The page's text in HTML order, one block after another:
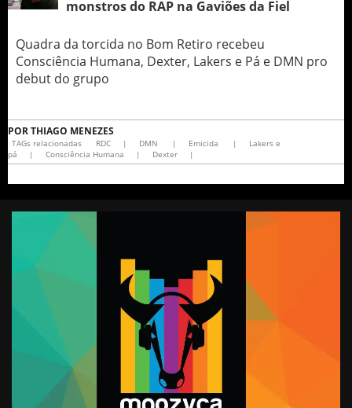
monstros do RAP na Gaviões da Fiel
Quadra da torcida no Bom Retiro recebeu
Consciência Humana, Dexter, Lakers e Pá e DMN pro
debut do grupo
PORTHIAGO MENEZES
TAGs relacionadas RDC | DMN | Emicida |
Lakers e
pá
| Consciência Humana | Dexter |